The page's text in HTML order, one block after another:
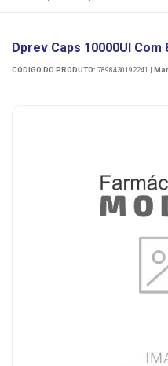
Dprev Caps 10000UI Com
CÓDIGO DO PRODUTO: 7898430192241 |